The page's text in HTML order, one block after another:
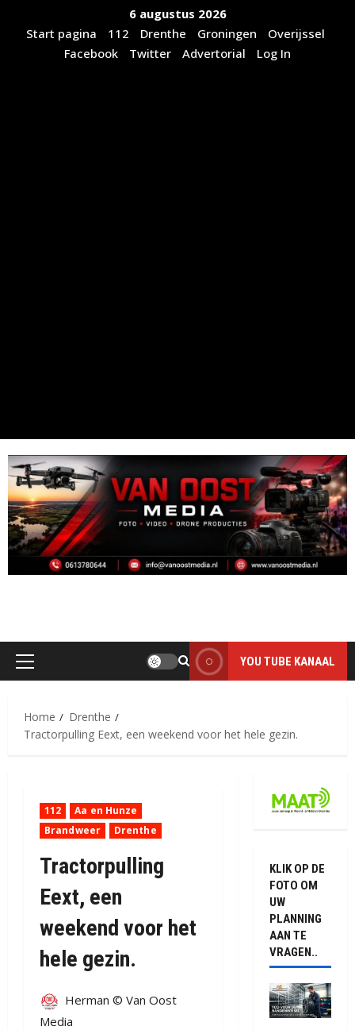
6 augustus 2026
Start pagina
112 Drenthe Groningen
Overijssel
Facebook
Twitter Advertorial Log In
Primair
YOU TUBE KANAAL
Home
Drenthe
Tractorpulling Eext, een weekend voor het hele gezin.
112
Aa en Hunze
Brandweer
Drenthe
Tractorpulling
Eext, een
weekend voor het
hele gezin.
Herman © Van Oost
Media
KLIK OP DE
FOTO OM
UW
PLANNING
AAN TE
VRAGEN..